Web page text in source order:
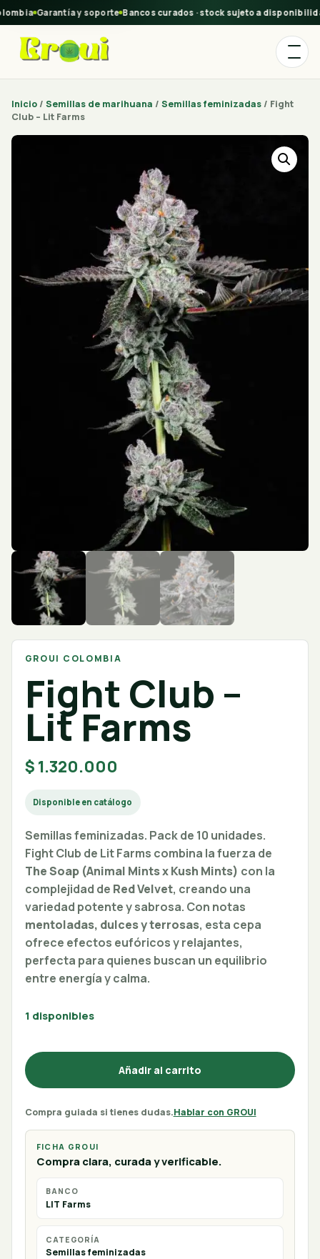
Garantía y soporte Bancos curados · stock sujeto a disponibilidad
Inicio / Semillas de marihuana / Semillas feminizadas / Fight
Club – Lit Farms
GROUI COLOMBIA
Fight Club –
Lit Farms
$ 1.320.000
Disponible en catálogo
Semillas feminizadas. Pack de 10 unidades.
Fight Club de Lit Farms combina la fuerza de
The Soap (Animal Mints x Kush Mints) con la
complejidad de Red Velvet, creando una
variedad potente y sabrosa. Con notas
mentoladas, dulces y terrosas, esta cepa
ofrece efectos eufóricos y relajantes,
perfecta para quienes buscan un equilibrio
entre energía y calma.
1 disponibles
Añadir al carrito
Compra guiada si tienes dudas.Hablar con GROUI
FICHA GROUI
Compra clara, curada y verificable.
BANCO
LIT Farms
CATEGORÍA
Semillas feminizadas